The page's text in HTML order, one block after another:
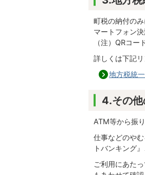
町税の納付の
マートフォン
（注）QRコ
詳しくは下記リ
地方税統
4.その
ATM等から振
仕事などのや
トバンキング
ご利用にあた